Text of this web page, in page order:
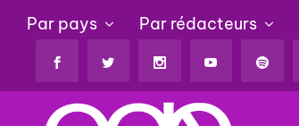
Par pays Par rédacteurs